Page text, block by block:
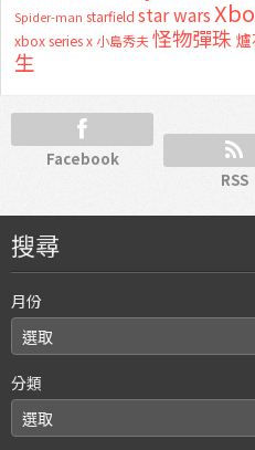
Spider-man starfield star wars
xbox series x 小島秀夫怪物彈珠
生
Facebook
RSS
搜尋
月份
分類